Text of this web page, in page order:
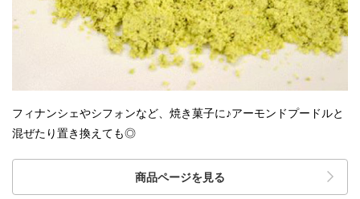
フィナンシェやシフォンなど、焼き菓子に♪アーモンドプードルと
混ぜたり置き換えても◎
商品ページを見る